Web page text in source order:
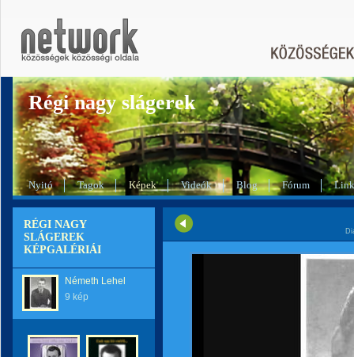
Régi nagy slágerek
Nyitó Tagok Képek Videók Blog Fórum
RÉGI NAGY
SLÁGEREK
KÉPGALÉRIÁI
Németh Lehel
9 kép